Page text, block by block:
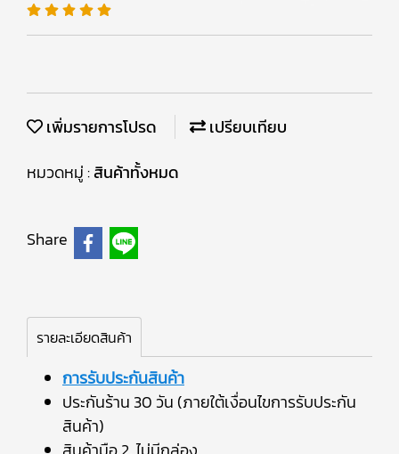
เพิ่มรายการโปรด
เปรียบเทียบ
หมวดหมู่ :สินค้าทั้งหมด
Share
รายละเอียดสินค้า
การรับประกันสินค้า
ประกันร้าน 30 วัน (ภายใต้เงื่อนไขการรับประกัน
สินค้า)